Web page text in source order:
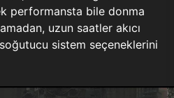
performansta bile donma
uzun saatler akıcı
sistem seçeneklerini